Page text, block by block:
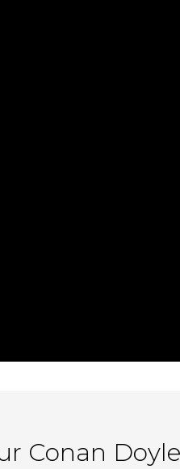
Conan Doyle